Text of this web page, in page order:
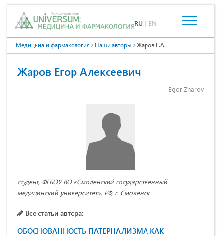
RU | EN
Медицина и фармакология Наши авторы Жаров Е.А.
Жаров Егор Алексеевич
Egor Zharov
студент, ФГБОУ ВО «Смоленский государственный
медицинский университет», РФ, г. Смоленск
Все статьи автора:
ОБОСНОВАННОСТЬ ПАТЕРНАЛИЗМА КАК